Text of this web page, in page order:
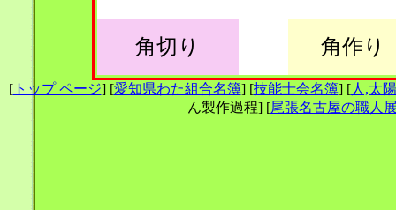
角切り 角作り
[トップ ページ] [愛知県わた組合名簿] [技能士会名簿] [人,太
ん製作過程] [尾張名古屋の職人